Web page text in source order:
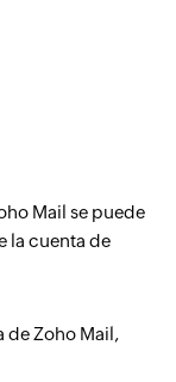
Mail se puede
la cuenta de
de Zoho Mail,